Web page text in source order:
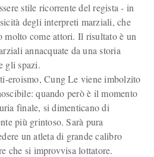
stile ricorrente del regista - in
degli interpreti marziali, che
molto come attori. Il risultato è un
annacquate da una storia
gli spazi.
eroismo, Cung Le viene imbolzito
quando però è il momento
finale, si dimenticano di
più grintoso. Sarà pura
un atleta di grande calibro
che si improvvisa lottatore.